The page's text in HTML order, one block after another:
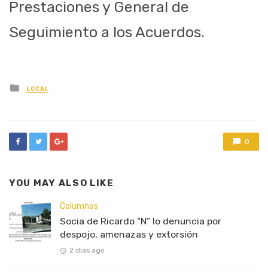
Prestaciones y General de
Seguimiento a los Acuerdos.
Posted
in
LOCAL
0
YOU MAY ALSO LIKE
Columnas
Socia de Ricardo “N” lo denuncia por
despojo, amenazas y extorsión
2 días ago